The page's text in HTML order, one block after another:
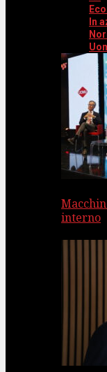
In
interno